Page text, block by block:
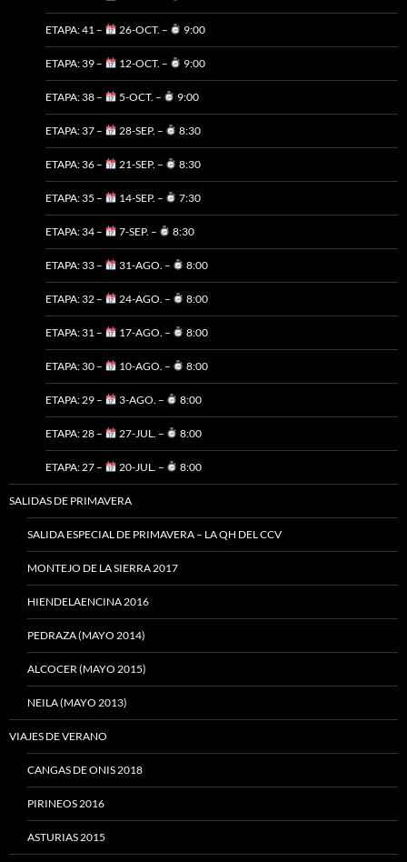
ETAPA: 41 – 26-OCT. – 9:00
ETAPA: 39 – 12-OCT. – 9:00
ETAPA: 38 – 5-OCT. – 9:00
ETAPA: 37 – 28-SEP. – 8:30
ETAPA: 36 – 21-SEP. – 8:30
ETAPA: 35 – 14-SEP. – 7:30
ETAPA: 34 – 7-SEP. – 8:30
ETAPA: 33 – 31-AGO. – 8:00
ETAPA: 32 – 24-AGO. – 8:00
ETAPA: 31 – 17-AGO. – 8:00
ETAPA: 30 – 10-AGO. – 8:00
ETAPA: 29 – 3-AGO. – 8:00
ETAPA: 28 – 27-JUL. – 8:00
ETAPA: 27 – 20-JUL. – 8:00
SALIDAS DE PRIMAVERA
SALIDA ESPECIAL DE PRIMAVERA – LA QH DEL CCV
MONTEJO DE LA SIERRA 2017
HIENDELAENCINA 2016
PEDRAZA (MAYO 2014)
ALCOCER (MAYO 2015)
NEILA (MAYO 2013)
VIAJES DE VERANO
CANGAS DE ONIS 2018
PIRINEOS 2016
ASTURIAS 2015